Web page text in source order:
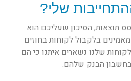
תוצאות, הסיכון שעליכם הוא
מאמינים בלקבול לקוחות בחוזים
שלנו נשארים איתנו כי הם
הבנק שלהם.